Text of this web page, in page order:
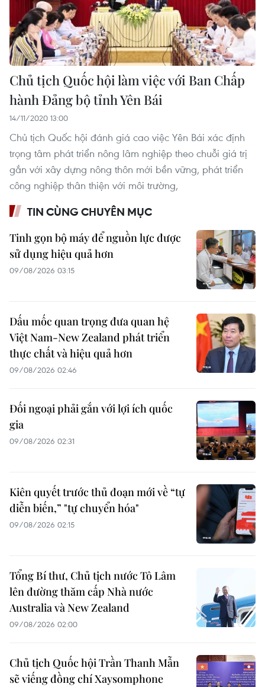
Chủ tịch Quốc hội làm việc với Ban Chấp
hành Đảng bộ tỉnh Yên Bái
14/11/2020 13:00
Chủ tịch Quốc hội đánh giá cao việc Yên Bái xác định
trọng tâm phát triển nông lâm nghiệp theo chuỗi giá trị
gắn với xây dựng nông thôn mới bền vững, phát triển
công nghiệp thân thiện với môi trường,
TIN CÙNG CHUYÊN MỤC
Tinh gọn bộ máy để nguồn lực được
sử dụng hiệu quả hơn
09/08/2026 03:15
Dấu mốc quan trọng đưa quan hệ
Việt Nam-New Zealand phát triển
thực chất và hiệu quả hơn
09/08/2026 02:46
Đối ngoại phải gắn với lợi ích quốc
gia
09/08/2026 02:31
Kiên quyết trước thủ đoạn mới về “tự
diễn biến,” "tự chuyển hóa"
09/08/2026 02:15
Tổng Bí thư, Chủ tịch nước Tô Lâm
lên đường thăm cấp Nhà nước
Australia và New Zealand
09/08/2026 02:00
Chủ tịch Quốc hội Trần Thanh Mẫn
sẽ viếng đồng chí Xaysomphone